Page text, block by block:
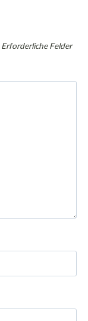
Erforderliche Felder